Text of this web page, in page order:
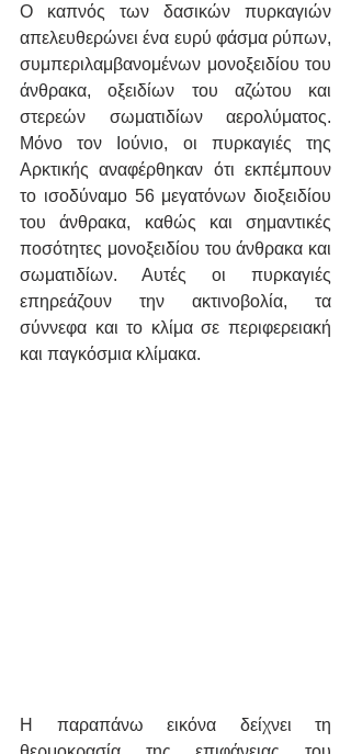
Ο καπνός των δασικών πυρκαγιών
απελευθερώνει ένα ευρύ φάσμα ρύπων,
συμπεριλαμβανομένων μονοξειδίου του
άνθρακα, οξειδίων του αζώτου και
στερεών σωματιδίων αερολύματος.
Μόνο τον Ιούνιο, οι πυρκαγιές της
Αρκτικής αναφέρθηκαν ότι εκπέμπουν
το ισοδύναμο 56 μεγατόνων διοξειδίου
του άνθρακα, καθώς και σημαντικές
ποσότητες μονοξειδίου του άνθρακα και
σωματιδίων. Αυτές οι πυρκαγιές
επηρεάζουν την ακτινοβολία, τα
σύννεφα και το κλίμα σε περιφερειακή
και παγκόσμια κλίμακα.
Η παραπάνω εικόνα δείχνει τη